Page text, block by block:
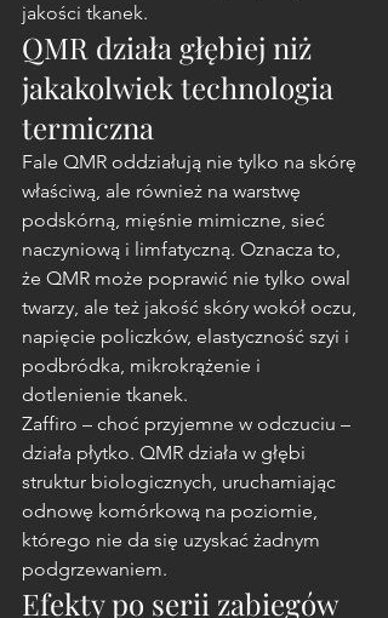
jakości tkanek.
QMR działa głębiej niż
jakakolwiek technologia
termiczna
Fale QMR oddziałują nie tylko na skórę
właściwą, ale również na warstwę
podskórną, mięśnie mimiczne, sieć
naczyniową i limfatyczną. Oznacza to,
że QMR może poprawić nie tylko owal
twarzy, ale też jakość skóry wokół oczu,
napięcie policzków, elastyczność szyi i
podbródka, mikrokrążenie i
dotlenienie tkanek.
Zaffiro – choć przyjemne w odczuciu –
działa płytko. QMR działa w głębi
struktur biologicznych, uruchamiając
odnowę komórkową na poziomie,
którego nie da się uzyskać żadnym
podgrzewaniem.
Efekty po serii zabiegów